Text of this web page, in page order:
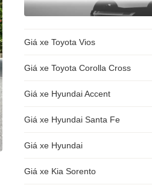
Giá xe Toyota Vios
Giá xe Toyota Corolla Cross
Giá xe Hyundai Accent
Giá xe Hyundai Santa Fe
Giá xe Hyundai
Giá xe Kia Sorento